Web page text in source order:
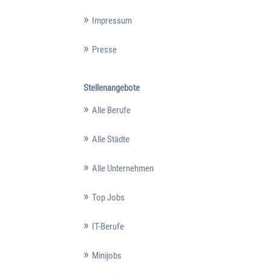
Impressum
Presse
Stellenangebote
Alle Berufe
Alle Städte
Alle Unternehmen
Top Jobs
IT-Berufe
Minijobs